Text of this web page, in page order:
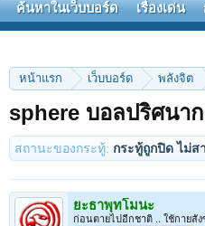
หน้าแรก เว็บบอร์ด พลังจิต
sphere บอลปริศนา
สถานะของกระทู้: กระทู้ถูกปิด ไม่ส
ยะธาพุทโมนะ
ก่อนตายไปอีกชาติ .. ใช้กายสัง
ค้นหาในเว็บบอร์ด เรื่องเด่น